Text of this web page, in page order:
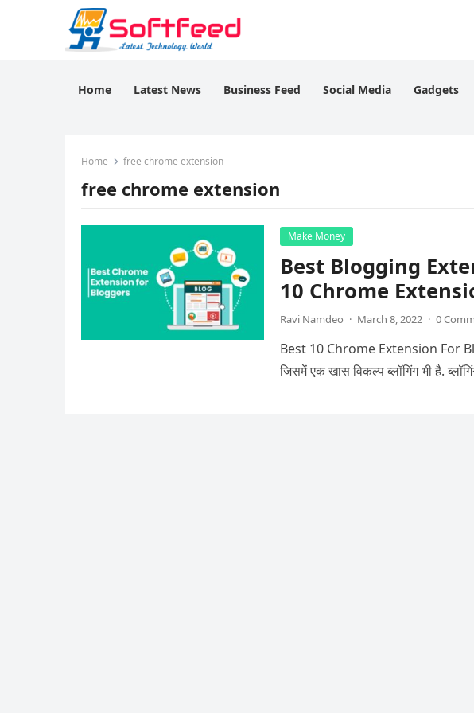
Home Latest News Business Feed Social Media Gadgets
Home free chrome extension
free chrome extension
Make Money
Best Blogging
10 Chrome
Ravi Namdeo · March 8, 2022 · 0
Best 10 Chrome Extension For
जिसमें एक खास विकल्प ब्लॉगिंग भी है.